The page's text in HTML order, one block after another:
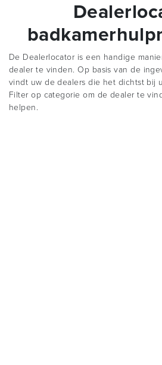
De Dealerlocator is een handige
dealer te vinden. Op basis van de
vindt uw de dealers die het dichtst bij
Filter op categorie om de dealer te
helpen.